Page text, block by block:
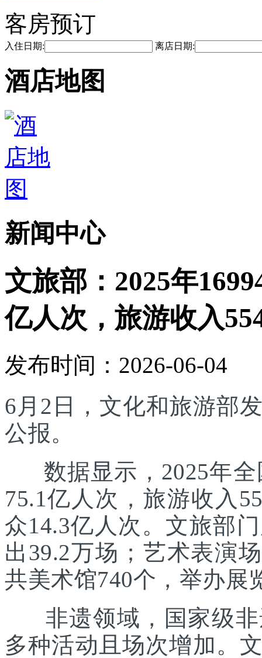
客房预订
入住日期: 离店日期:
酒店地图
新闻中心
文旅部：2025年
亿人次，旅游收入
发布时间：2026-06-04
6月2日，文化和旅游部
公报。
数据显示，2025年全
75.1亿人次，旅游收入
众14.3亿人次。文旅部
出39.2万场；艺术表演
共美术馆740个，举办展
非遗领域，国家级非
多种活动且场次增加。